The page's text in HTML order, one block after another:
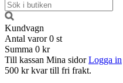
Kundvagn
Antal varor 0 st
Summa 0 kr
Till kassan Mina sidor Logga in
500 kr kvar till fri frakt.